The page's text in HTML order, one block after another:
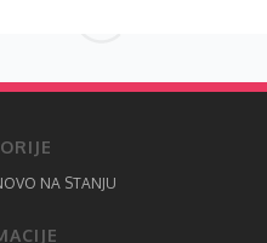
NA STANJU